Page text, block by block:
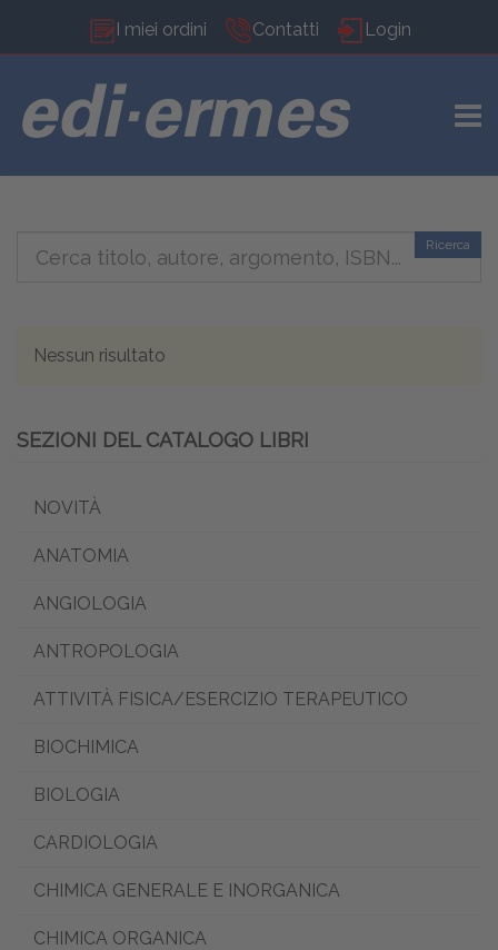
I miei ordini Contatti Login
Ricerca
Nessun risultato
SEZIONI DEL CATALOGO LIBRI
NOVITÀ
ANATOMIA
ANGIOLOGIA
ANTROPOLOGIA
ATTIVITÀ FISICA/ESERCIZIO TERAPEUTICO
BIOCHIMICA
BIOLOGIA
CARDIOLOGIA
CHIMICA GENERALE E INORGANICA
CHIMICA ORGANICA